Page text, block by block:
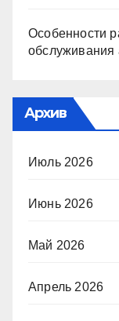
Особенности
обслуживания
Архив
Июль 2026
Июнь 2026
Май 2026
Апрель 2026